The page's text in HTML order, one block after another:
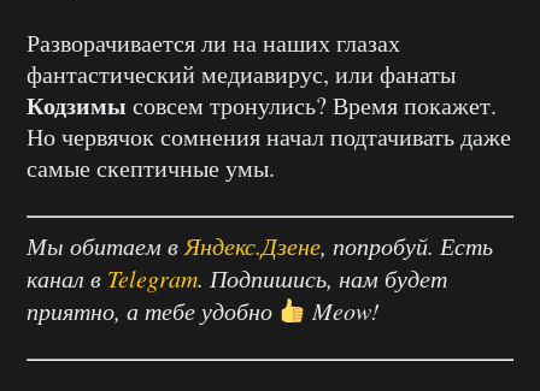
Разворачивается ли на наших глазах
фантастический медиавирус, или фанаты
Кодзимы совсем тронулись? Время покажет.
Но червячок сомнения начал подтачивать даже
самые скептичные умы.
Мы обитаем в Яндекс.Дзене, попробуй. Есть
канал в Telegram. Подпишись, нам будет
приятно, а тебе удобно
Meow!